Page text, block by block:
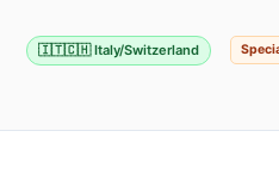
🇮🇹🇨🇭 Italy/Switzerland